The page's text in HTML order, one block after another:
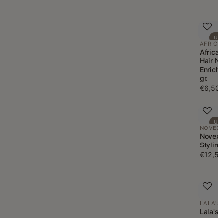
Hair
gr.
€6,50
NOVEX
LALA'S